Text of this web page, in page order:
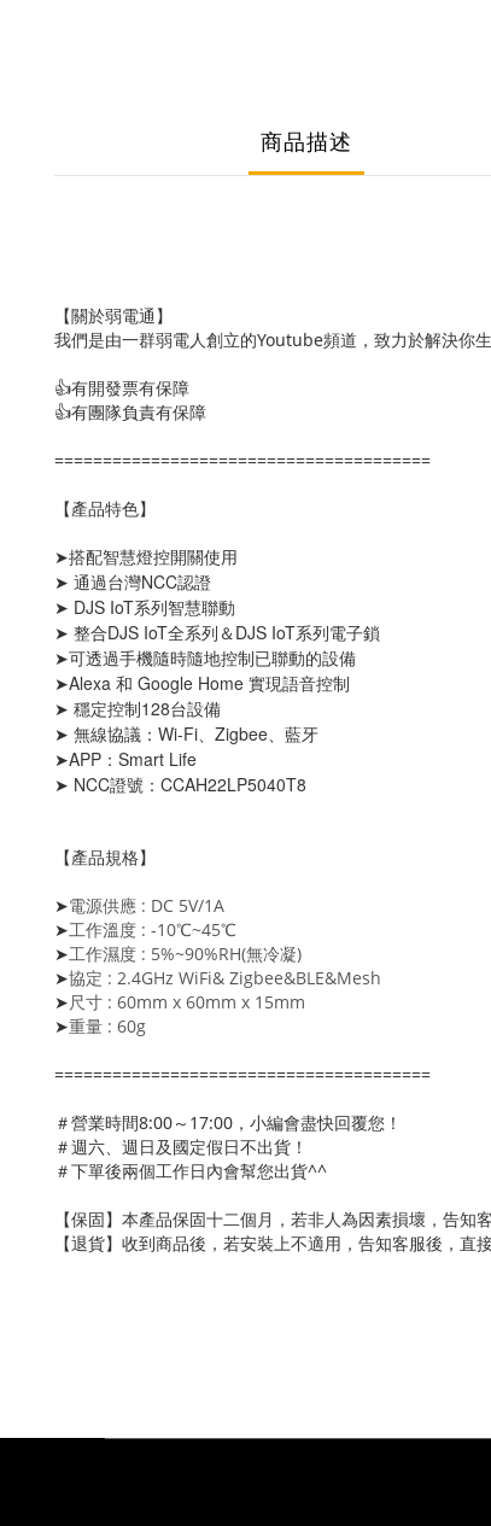
商品描述
【關於弱電通】
我們是由一群弱電人創立的Youtube頻道，致力於解決你
👍有開發票有保障
👍有團隊負責有保障
=======================================
【產品特色】
➤搭配智慧燈控開關使用
➤ 通過台灣NCC認證
➤ DJS IoT系列智慧聯動
➤ 整合DJS IoT全系列＆DJS IoT系列電子鎖
➤可透過手機隨時隨地控制已聯動的設備
➤Alexa 和 Google Home 實現語音控制
➤ 穩定控制128台設備
➤ 無線協議：Wi-Fi、Zigbee、藍牙
➤APP：Smart Life
➤ NCC證號：CCAH22LP5040T8
【產品規格】
➤電源供應 : DC 5V/1A
➤工作溫度 : -10℃~45℃
➤工作濕度 : 5%~90%RH(無冷凝)
➤協定 : 2.4GHz WiFi& Zigbee&BLE&Mesh
➤尺寸 : 60mm x 60mm x 15mm
➤重量 : 60g
=======================================
＃營業時間8:00～17:00，小編會盡快回覆您！
＃週六、週日及國定假日不出貨！
＃下單後兩個工作日內會幫您出貨^^
【保固】本產品保固十二個月，若非人為因素損壞，告知
【退貨】收到商品後，若安裝上不適用，告知客服後，直接